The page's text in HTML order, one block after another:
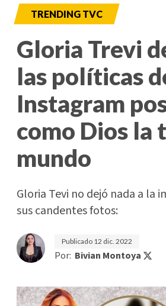
TRENDING TVC
Gloria Trevi
las políticas
Instagram
como Dios la
mundo
Gloria Tevi no dejó nada a la
sus candentes fotos:
Publicado 12 dic. 2022
Por: Bivian Montoya